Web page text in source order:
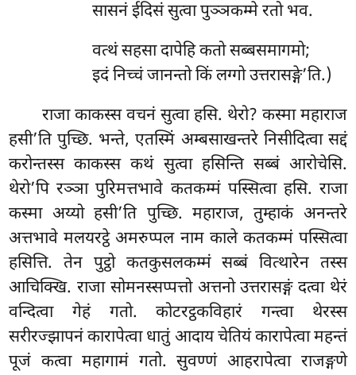
सासनं ईदिसं सुत्वा पुञ्ञकम्मे रतो भव.
वत्थं सहसा दापेहि कतो सब्बसमागमो;
इदं निच्चं जानन्तो किं लग्गो उत्तरासङ्गे’ति.)
राजा काकस्स वचनं सुत्वा हसि. थेरो? कस्मा महाराज
हसी’ति पुच्छि. भन्ते, एतस्मिं अम्बसाखन्तरे निसीदित्वा सद्दं
करोन्तस्स काकस्स कथं सुत्वा हसिन्ति सब्बं आरोचेसि.
थेरो’पि रञ्ञा पुरिमत्तभावे कतकम्मं पस्सित्वा हसि. राजा
कस्मा अय्यो हसी’ति पुच्छि. महाराज, तुम्हाकं अनन्तरे
अत्तभावे मलयरट्ठे अमरुप्पल नाम काले कतकम्मं पस्सित्वा
हसित्ति. तेन पुट्ठो कतकुसलकम्मं सब्बं वित्थारेन तस्स
आचिक्खि. राजा सोमनस्सप्पत्तो अत्तनो उत्तरासङ्गं दत्वा थेरं
वन्दित्वा गेहं गतो. कोटरट्ठकविहारं गन्त्वा थेरस्स
सरीरज्झापनं कारापेत्वा धातुं आदाय चेतियं कारापेत्वा महन्तं
पूजं कत्वा महागामं गतो. सुवण्णं आहरापेत्वा राजङ्गणे